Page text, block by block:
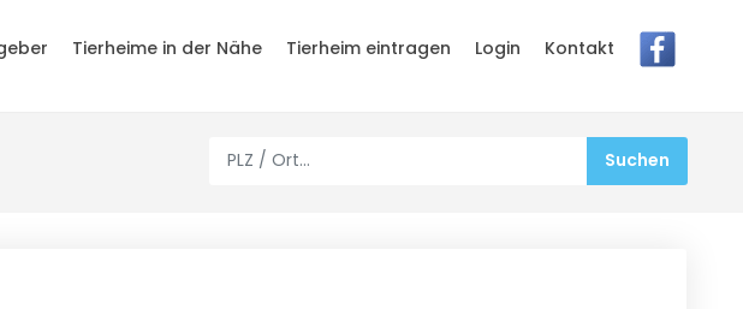
Tierheime in der Nähe Tierheim eintragen Login Kontakt